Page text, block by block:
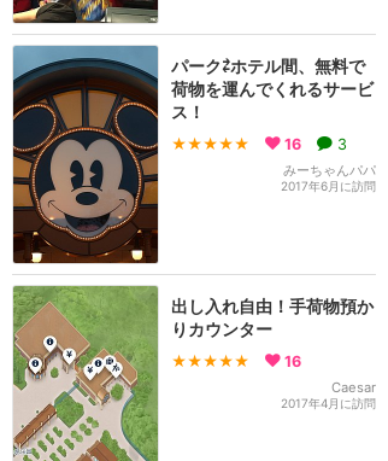
パーク⇄ホテル間、無料で
荷物を運んでくれるサービ
ス！
★★★★★ 16 3
みーちゃんパパ
2017年6月に訪問
出し入れ自由！手荷物預か
りカウンター
★★★★★ 16
Caesar
2017年4月に訪問